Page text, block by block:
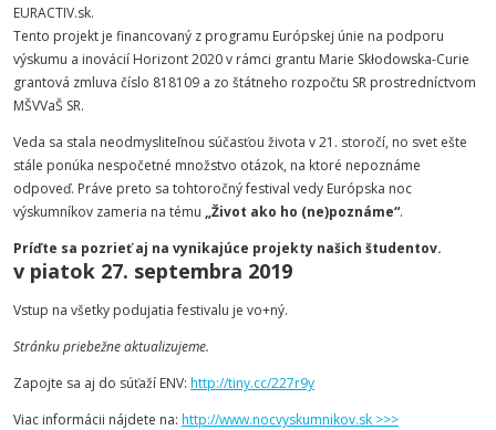
EURACTIV.sk.
Tento projekt je financovaný z programu Európskej únie na podporu
výskumu a inovácií Horizont 2020 v rámci grantu Marie Skłodowska-Curie
grantová zmluva číslo 818109 a zo štátneho rozpočtu SR prostredníctvom
MŠVVaŠ SR.
Veda sa stala neodmysliteľnou súčasťou života v 21. storočí, no svet ešte
stále ponúka nespočetné množstvo otázok, na ktoré nepoznáme
odpoveď. Práve preto sa tohtoročný festival vedy Európska noc
výskumníkov zameria na tému „Život ako ho (ne)poznáme“.
Príďte sa pozrieť aj na vynikajúce projekty našich študentov.
v piatok 27. septembra 2019
Vstup na všetky podujatia festivalu je vo+ný.
Stránku priebežne aktualizujeme.
Zapojte sa aj do súťaží ENV: http://tiny.cc/227r9y
Viac informácii nájdete na: http://www.nocvyskumnikov.sk >>>